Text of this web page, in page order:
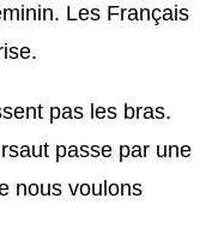
Les Français
pas les bras.
passe par une
nous voulons